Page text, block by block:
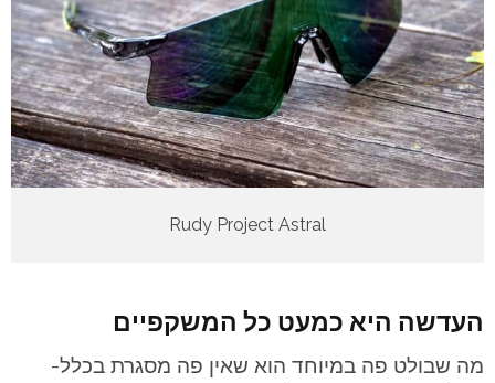
Rudy Project Astral
העדשה היא כמעט כל המשקפיים
מה שבולט פה במיוחד הוא שאין פה מסגרת בכלל-